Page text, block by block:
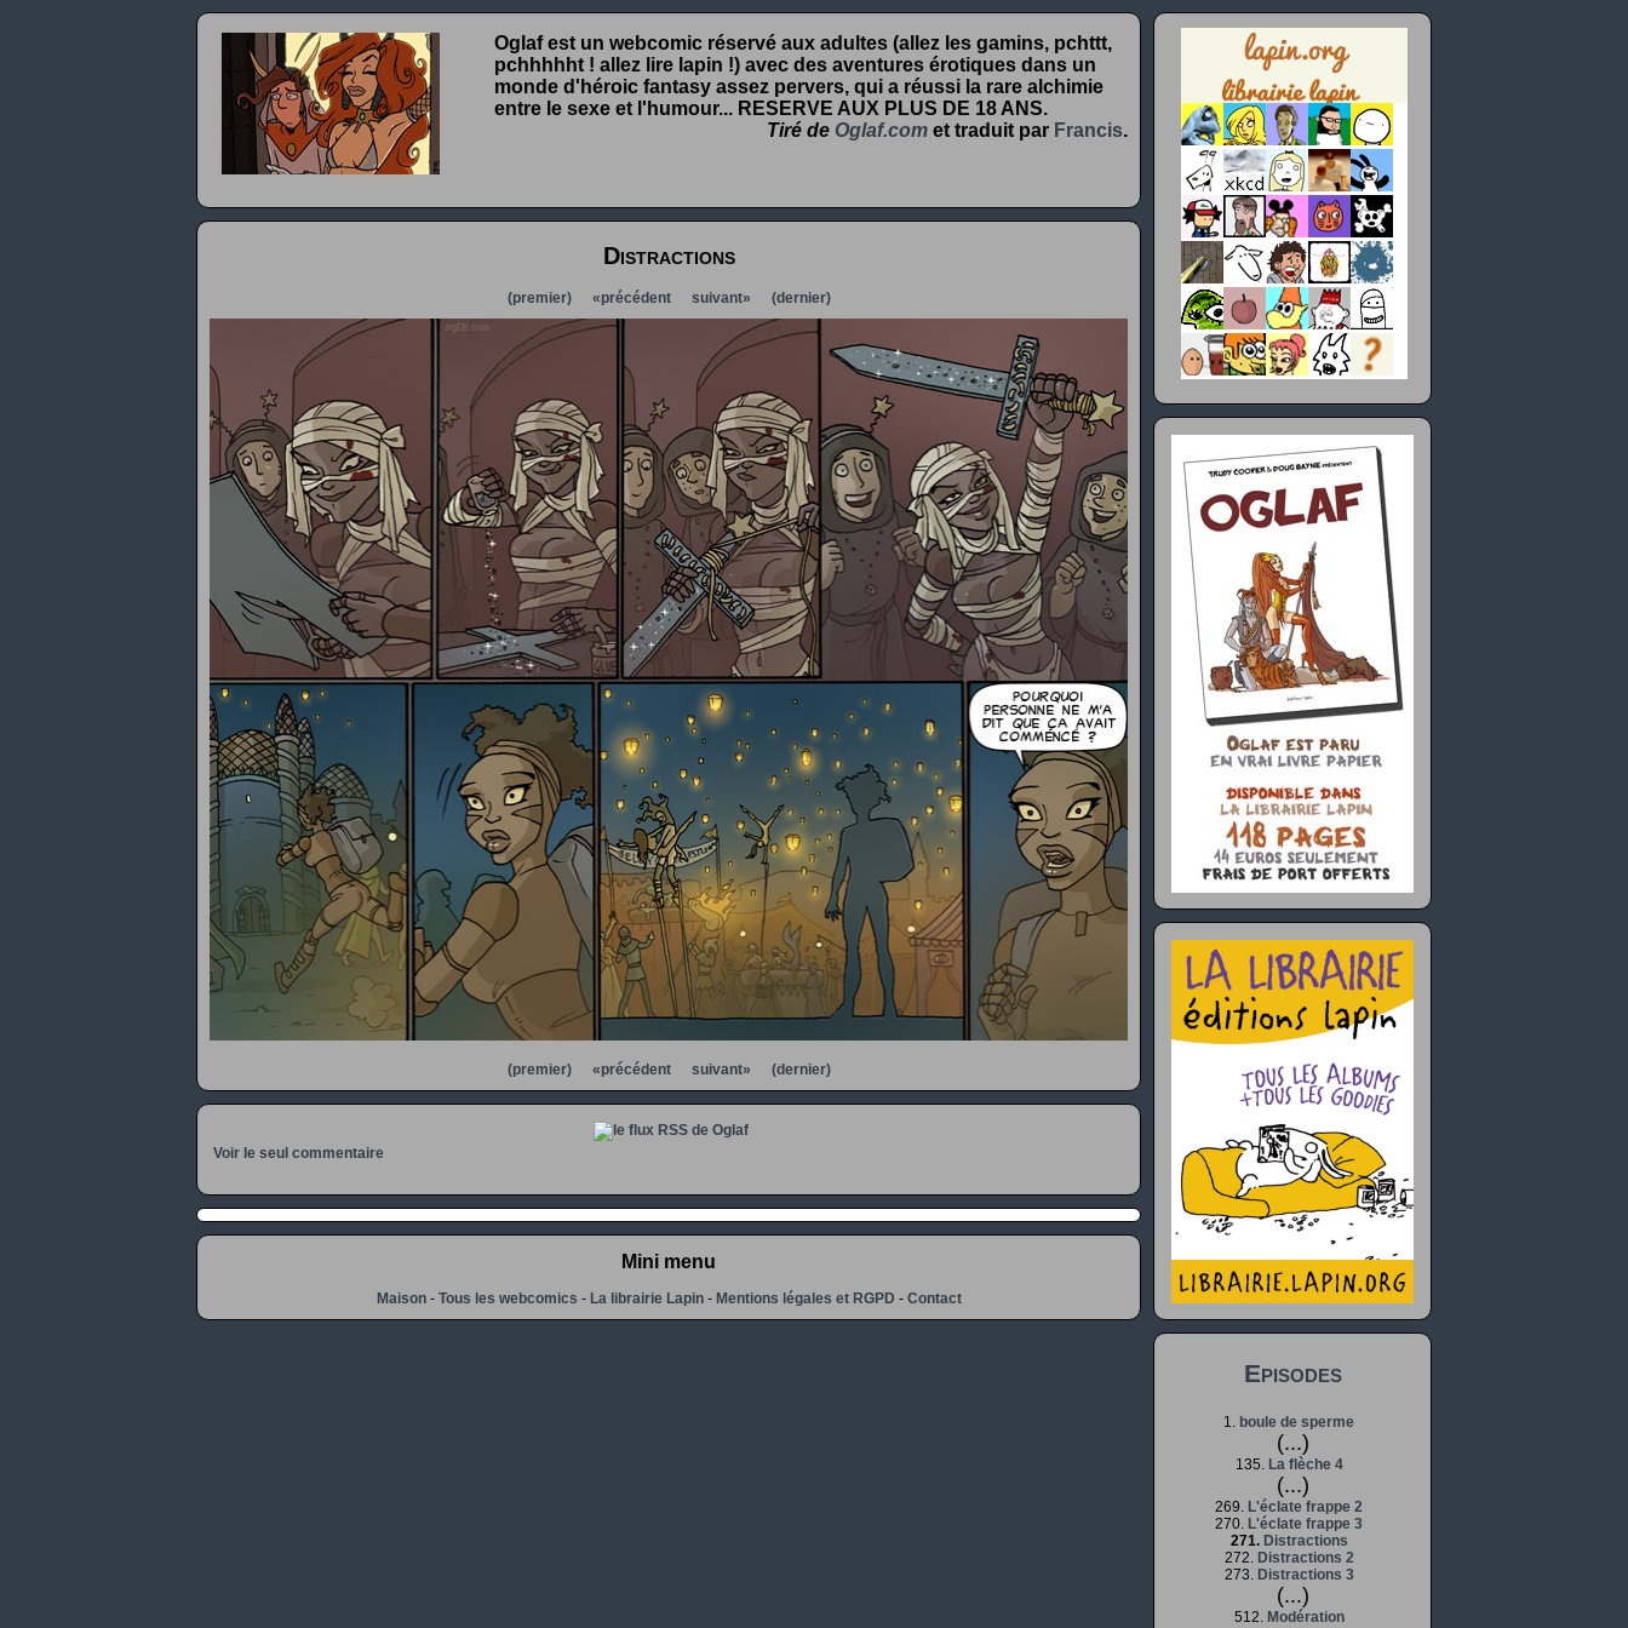
Oglaf est un webcomic réservé aux adultes (allez les gamins, pchttt,
pchhhhht ! allez lire lapin !) avec des aventures érotiques dans un
monde d'héroic fantasy assez pervers, qui a réussi la rare alchimie
entre le sexe et l'humour... RESERVE AUX PLUS DE 18 ANS.
Tiré de Oglaf.com et traduit par Francis.
Distractions
(premier) «précédent suivant» (dernier)
(premier) «précédent suivant» (dernier)
Voir le seul commentaire
Mini menu
Maison- Tous les webcomics - La librairie Lapin- Mentions légales et RGPD - Contact
Episodes
1. boule de sperme
(...)
135. La flèche 4
(...)
269. L'éclate frappe 2
270. L'éclate frappe 3
271. Distractions
272. Distractions 2
273. Distractions 3
(...)
512. Modération